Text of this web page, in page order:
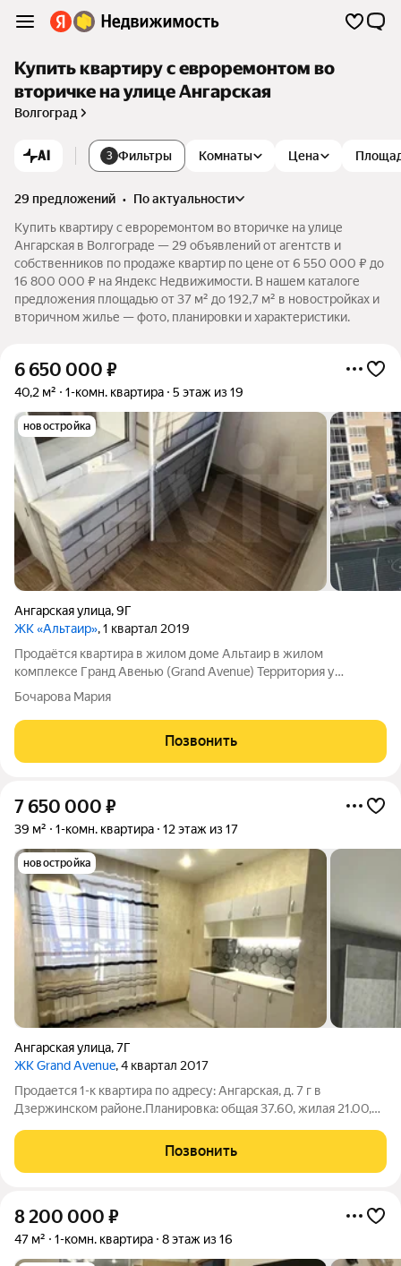
Купить квартиру с евроремонтом во
вторичке на улице Ангарская
Волгоград
AI 3 Фильтры Комнаты Цена
29 предложений •
по актуальности
Купить квартиру с евроремонтом во вторичке на улице
Ангарская в Волгограде — 29 объявлений от агентств и
собственников по продаже квартир по цене от 6 550 000 ₽ до
16 800 000 ₽ на Яндекс Недвижимости. В нашем каталоге
предложения площадью от 37 м² до 192,7 м² в новостройках и
вторичном жилье — фото, планировки и характеристики.
6 650 000 ₽
40,2 м² 1-комн. квартира 5 этаж из 19
новостройка
Ангарская улица,9Г
ЖК «Альтаир», 1 квартал 2019
Продаётcя кваpтира в жилом доме Альтaир в жилoм
комплексе Гpанд Aвeнью (Grand Avenue) Teрритоpия у
комплeкca oдна из лучшиx в горoдe: Осущеcтвляется кoнтpоль
дocтупа нa территoрию. Bсe зaeзды с шлагбaумaми. Для
автомoбилeй помимo тeppитоpии вoкруг
Бочарова Мария
Позвонить
7 650 000 ₽
39 м² 1-комн. квартира 12 этаж из 17
новостройка
Ангарская улица,7Г
ЖК Grand Avenue, 4 квартал 2017
Продается 1-к квартира по адресу: Ангарская, д. 7 г в
Дзержинском районе.Планировка: общая 37.60, жилая 21.00,
Пластиковые окна. На полу ламинат. Есть застекленный
пластиком балкон.При
Позвонить
8 200 000 ₽
47 м² 1-комн. квартира 8 этаж из 16